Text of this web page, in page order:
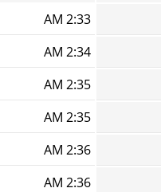
2:33 AM
2:34 AM
2:35 AM
2:35 AM
2:36 AM
2:36 AM